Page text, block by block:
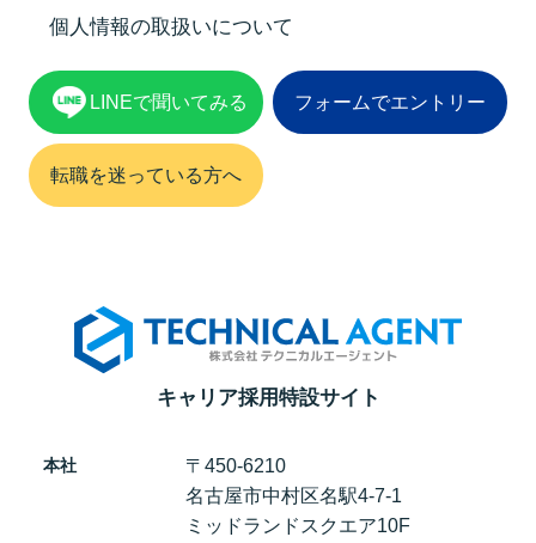
個人情報の取扱いについて
LINEで聞いてみる フォームでエントリー
転職を迷っている方へ
キャリア採用特設サイト
本社
〒450-6210
名古屋市中村区名駅4-7-1
ミッドランドスクエア10F